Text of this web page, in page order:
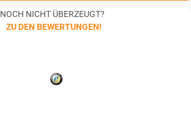
NOCH NICHT ÜBERZEUGT?
ZU DEN BEWERTUNGEN!